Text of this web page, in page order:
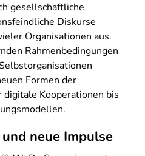
gesellschaftliche
Diskurse
Organisationen aus.
Rahmenbedingungen
Formen der
Kooperationen bis
neue Impulse